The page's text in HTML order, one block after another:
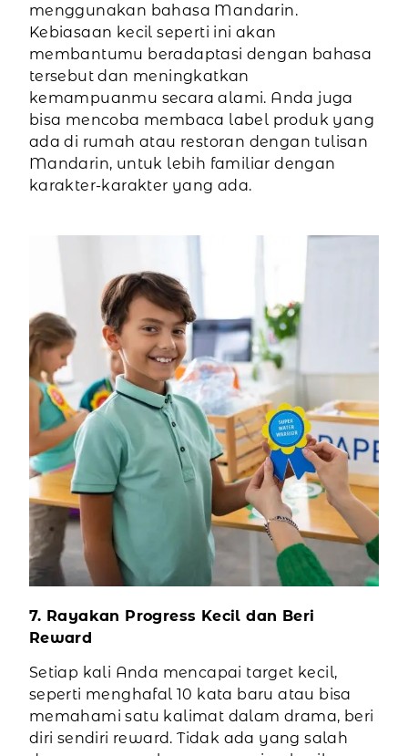
menggunakan bahasa Mandarin.
Kebiasaan kecil seperti ini akan
membantumu beradaptasi dengan bahasa
tersebut dan meningkatkan
kemampuanmu secara alami. Anda juga
bisa mencoba membaca label produk yang
ada di rumah atau restoran dengan tulisan
Mandarin, untuk lebih familiar dengan
karakter-karakter yang ada.
7. Rayakan Progress Kecil dan Beri
Reward
Setiap kali Anda mencapai target kecil,
seperti menghafal 10 kata baru atau bisa
memahami satu kalimat dalam drama, beri
diri sendiri reward. Tidak ada yang salah